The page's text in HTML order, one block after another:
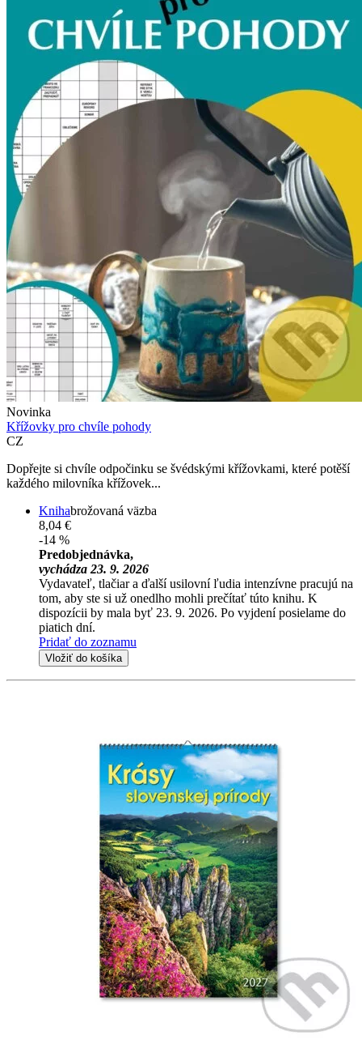
Novinka
Křížovky pro chvíle pohody
CZ
Dopřejte si chvíle odpočinku se švédskými křížovkami, které potěší
každého milovníka křížovek...
Knihabrožovaná väzba
8,04 €
-14 %
Predobjednávka,
vychádza 23. 9. 2026
Vydavateľ, tlačiar a ďalší usilovní ľudia intenzívne pracujú na
tom, aby ste si už onedlho mohli prečítať túto knihu. K
dispozícii by mala byť 23. 9. 2026. Po vyjdení posielame do
piatich dní.
Pridať do zoznamu
Vložiť do košíka